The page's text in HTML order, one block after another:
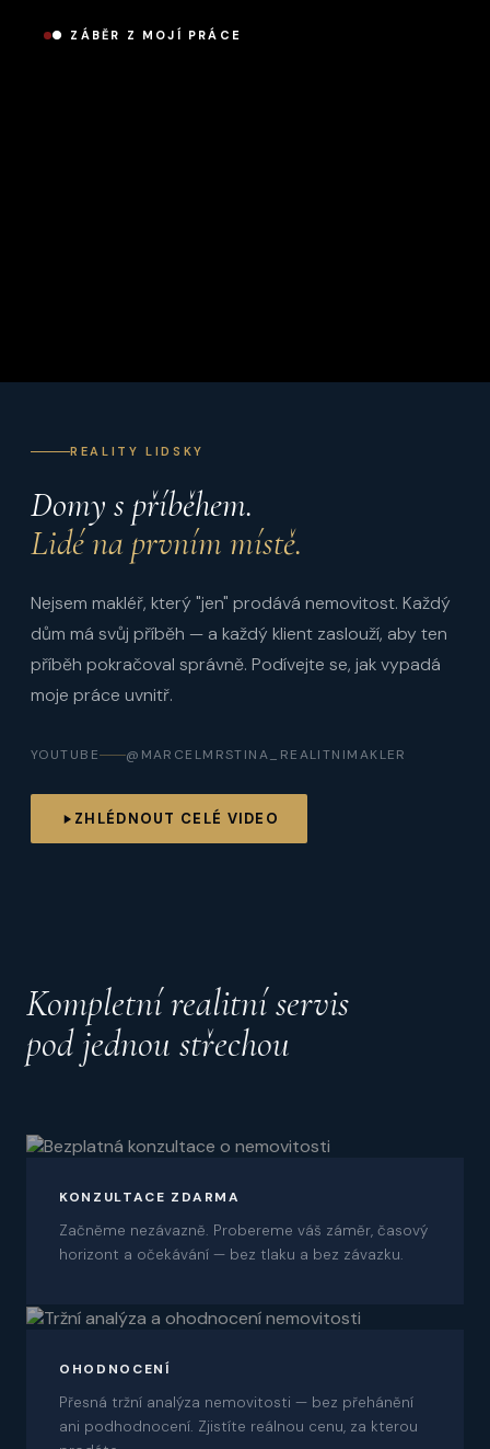
● ZÁBĚR Z MOJÍ PRÁCE
REALITY LIDSKY
Domy s příběhem.
Lidé na prvním místě.
Nejsem makléř, který "jen" prodává nemovitost. Každý
dům má svůj příběh — a každý klient zaslouží, aby ten
příběh pokračoval správně. Podívejte se, jak vypadá
moje práce uvnitř.
YOUTUBE @MARCELMRSTINA_REALITNIMAKLER
ZHLÉDNOUT CELÉ VIDEO
Kompletní realitní servis
pod jednou střechou
KONZULTACE ZDARMA
Začněme nezávazně. Probereme váš záměr, časový
horizont a očekávání — bez tlaku a bez závazku.
OHODNOCENÍ
Přesná tržní analýza nemovitosti — bez přehánění
ani podhodnocení. Zjistíte reálnou cenu, za kterou